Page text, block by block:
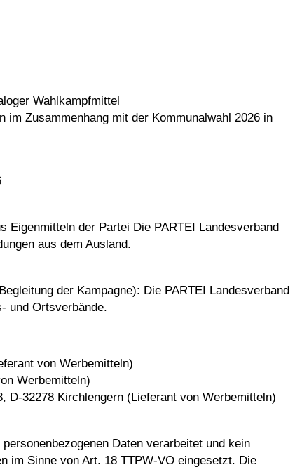
Wahlkampfmittel
im Zusammenhang mit der Kommunalwahl 2026 in
Eigenmitteln der Partei Die PARTEI Landesverband
aus dem Ausland.
der Kampagne): Die PARTEI Landesverband
und Ortsverbände.
von Werbemitteln)
Werbemitteln)
D-32278 Kirchlengern (Lieferant von Werbemitteln)
Daten verarbeitet und kein
im Sinne von Art. 18 TTPW-VO eingesetzt. Die